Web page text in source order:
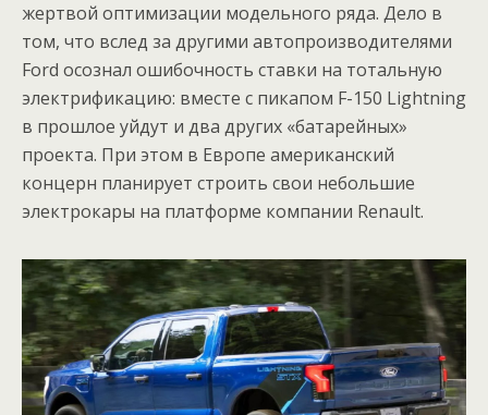
жертвой оптимизации модельного ряда. Дело в
том, что вслед за другими автопроизводителями
Ford осознал ошибочность ставки на тотальную
электрификацию: вместе с пикапом F-150 Lightning
в прошлое уйдут и два других «батарейных»
проекта. При этом в Европе американский
концерн планирует строить свои небольшие
электрокары на платформе компании Renault.